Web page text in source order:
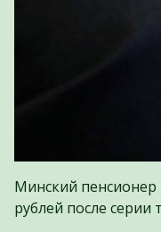
Минский пенсионер
рублей после серии